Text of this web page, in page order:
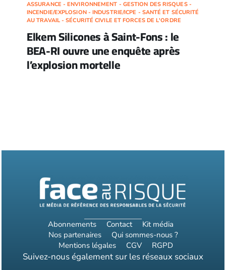
ASSURANCE - ENVIRONNEMENT - GESTION DES RISQUES -
INCENDIE/EXPLOSION - INDUSTRIE/ICPE - SANTÉ ET SÉCURITÉ
AU TRAVAIL - SÉCURITÉ CIVILE ET FORCES DE L'ORDRE
Elkem Silicones à Saint-Fons : le
BEA-RI ouvre une enquête après
l’explosion mortelle
Abonnements Contact
Kit média
Nos partenaires
Qui sommes-nous ?
Mentions légales
CGV RGPD
Suivez-nous également sur les réseaux sociaux